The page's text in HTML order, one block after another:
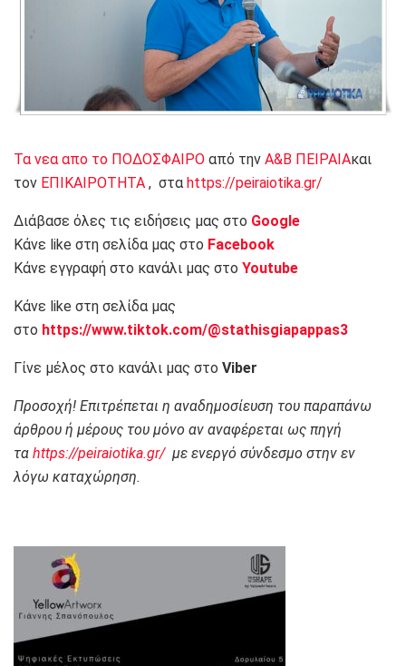
Τα νεα απο το ΠΟΔΟΣΦΑΙΡΟ από την Α&Β ΠΕΙΡΑΙΑκαι
τον ΕΠΙΚΑΙΡΟΤΗΤΑ , στα https://peiraiotika.gr/
Διάβασε όλες τις ειδήσεις μας στο Google
Κάνε like στη σελίδα μας στο Facebook
Κάνε εγγραφή στο κανάλι μας στο Youtube
Κάνε like στη σελίδα μας
στο https://www.tiktok.com/@stathisgiapappas3
Γίνε μέλος στο κανάλι μας στο Viber
Προσοχή! Επιτρέπεται η αναδημοσίευση του παραπάνω
άρθρου ή μέρους του μόνο αν αναφέρεται ως πηγή
τα https://peiraiotika.gr/με ενεργό σύνδεσμο στην εν
λόγω καταχώρηση.